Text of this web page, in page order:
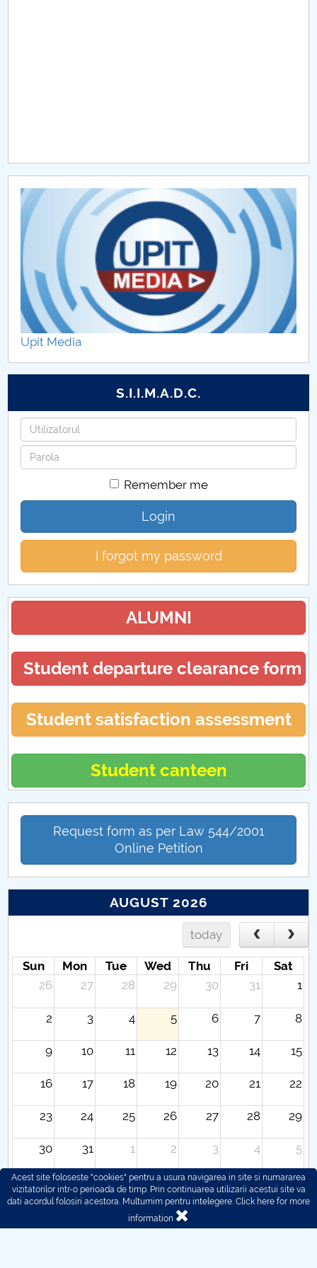
Chestionar angajabilitate ALUMNI – UPB
CAR2026
MENIU CANTINA
Upit Media
S.I.I.M.A.D.C.
Username
Password
Remember me
Login
I forgot my password
ALUMNI
Student departure clearance form
Student satisfaction assessment
Student canteen
Request form as per Law 544/2001
Online Petition
AUGUST 2026
today
Sun Mon Tue Wed Thu Fri
Sat
26
27 28 29 30 31 1
2 3 4 5 6 7 8
9 10 11 12 13 14 15
16 17 18 19 20 21 22
23 24 25 26 27 28 29
30 31 1 2 3 4 5
Acest site foloseste "cookies" pentru a usura navigarea in site si numararea
vizitatorilor intr-o perioada de timp. Prin continuarea utilizarii acestui site va
dati acordul folosiri acestora. Multumim pentru intelegere. Click here for more
information